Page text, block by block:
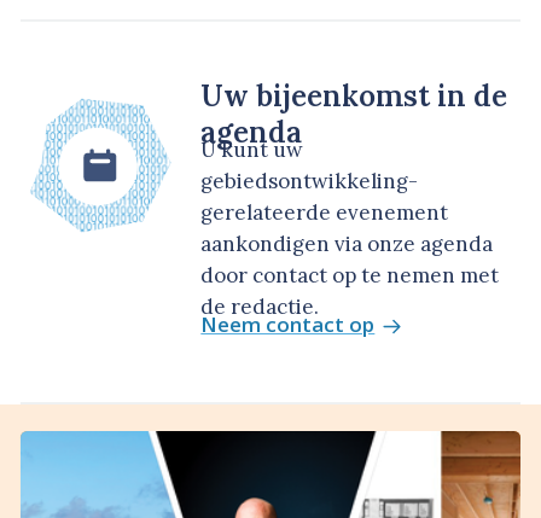
Uw bijeenkomst in de
agenda
U kunt uw
gebiedsontwikkeling-
gerelateerde evenement
aankondigen via onze agenda
door contact op te nemen met
de redactie.
Neem contact op